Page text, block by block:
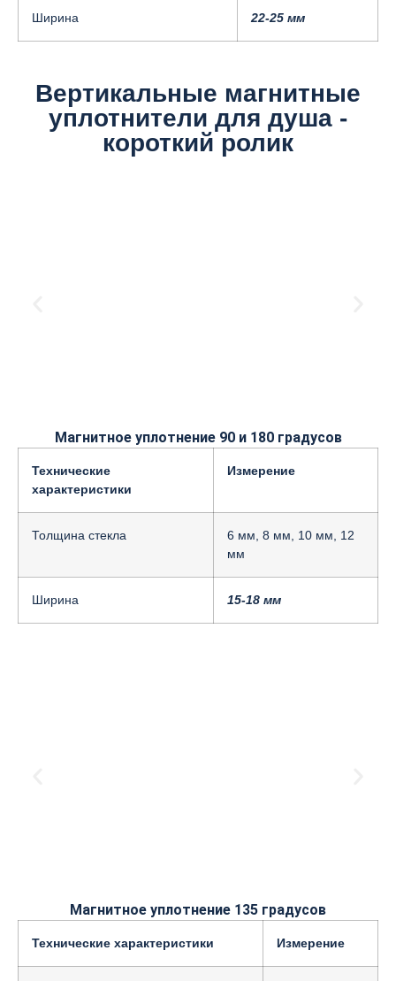
Ширина 22-25 мм
Вертикальные магнитные
уплотнители для душа -
короткий ролик
Магнитное уплотнение 90 и 180 градусов
Технические
характеристики
Измерение
Толщина стекла
6 мм, 8 мм, 10 мм, 12
мм
Ширина 15-18 мм
Магнитное уплотнение 135 градусов
Технические характеристики Измерение